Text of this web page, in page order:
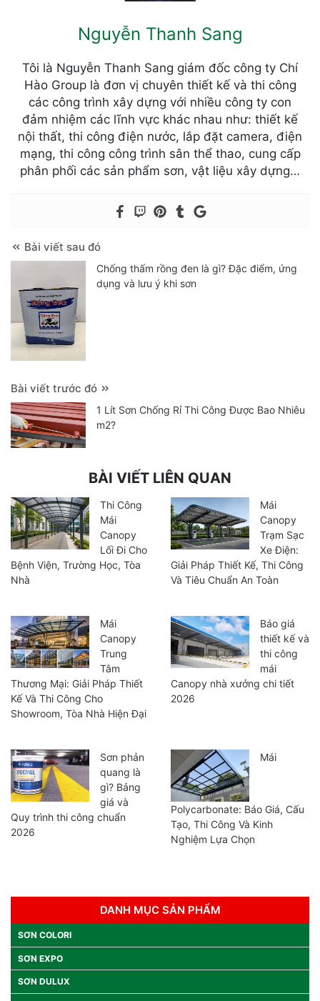
Nguyễn Thanh Sang
Tôi là Nguyễn Thanh Sang giám đốc công ty Chí
Hào Group là đơn vị chuyên thiết kế và thi công
các công trình xây dựng với nhiều công ty con
đảm nhiệm các lĩnh vực khác nhau như: thiết kế
nội thất, thi công điện nước, lắp đặt camera, điện
mạng, thi công công trình sân thể thao, cung cấp
phân phối các sản phẩm sơn, vật liệu xây dựng…
Bài viết sau đó
Chống thấm rồng đen là gì? Đặc điểm, ứng
dụng và lưu ý khi sơn
Bài viết trước đó
1 Lít Sơn Chống Rỉ Thi Công Được Bao Nhiêu
m2?
BÀI VIẾT LIÊN QUAN
Thi Công
Mái
Canopy
Lối Đi Cho
Bệnh Viện, Trường Học, Tòa
Nhà
Mái
Canopy
Trạm Sạc
Xe Điện:
Giải Pháp Thiết Kế, Thi Công
Và Tiêu Chuẩn An Toàn
Mái
Canopy
Trung
Tâm
Thương Mại: Giải Pháp Thiết
Kế Và Thi Công Cho
Showroom, Tòa Nhà Hiện Đại
Báo giá
thiết kế và
thi công
mái
Canopy nhà xưởng chi tiết
2026
Sơn phản
quang là
gì? Bảng
giá và
Quy trình thi công chuẩn
2026
Mái
Polycarbonate: Báo Giá, Cấu
Tạo, Thi Công Và Kinh
Nghiệm Lựa Chọn
DANH MỤC SẢN PHẨM
SƠN COLORI
SƠN EXPO
SƠN DULUX